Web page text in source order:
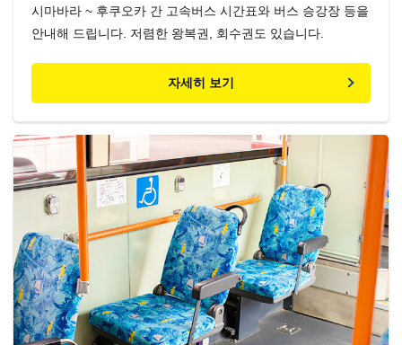
시마바라 ~ 후쿠오카 간 고속버스 시간표와 버스 승강장 등을
안내해 드립니다. 저렴한 왕복권, 회수권도 있습니다.
자세히 보기